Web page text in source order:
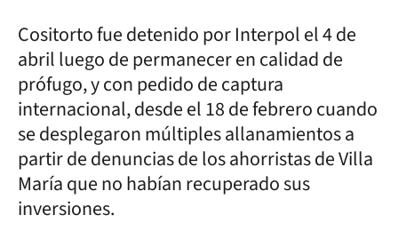
Cositorto fue detenido por Interpol el 4 de
abril luego de permanecer en calidad de
prófugo, y con pedido de captura
internacional, desde el 18 de febrero cuando
se desplegaron múltiples allanamientos a
partir de denuncias de los ahorristas de Villa
María que no habían recuperado sus
inversiones.